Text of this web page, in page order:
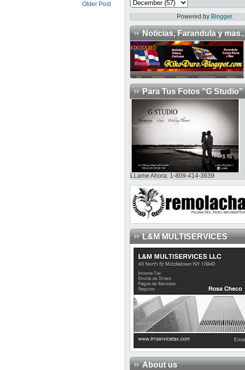
Older Post
Powered by Blogger.
Noticias, Farandula y mas..
Para Tus Fotos "G Studio"
LLame Ahora: 1-809-414-3639
L&M MULTISERVICES
About us